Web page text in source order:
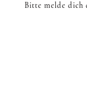
Bitte melde dich